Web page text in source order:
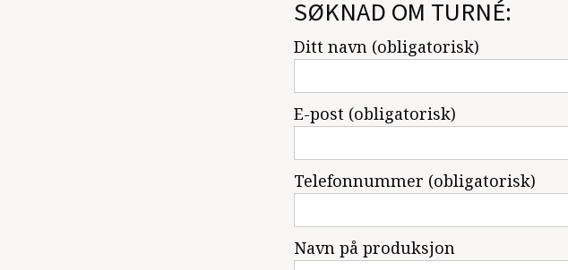
SØKNAD OM TURNÉ:
Ditt navn (obligatorisk)
E-post (obligatorisk)
Telefonnummer (obligatorisk)
Navn på produksjon